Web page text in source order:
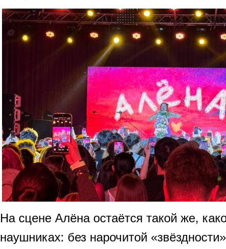
На сцене Алёна остаётся такой же,
наушниках: без нарочитой